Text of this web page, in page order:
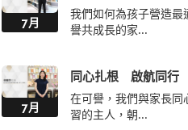
7月
我們如何為孩子營造
譽共成長的家...
7月
同心扎根 啟航同行
在可譽，我們與家長
習的主人，朝...